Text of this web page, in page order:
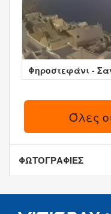
Φηροστεφάνι -
Όλες
ΦΩΤΟΓΡΑΦΙΕΣ